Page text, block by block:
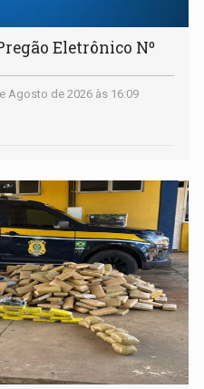
Eletrônico Nº
Agosto de 2026 às 16:09